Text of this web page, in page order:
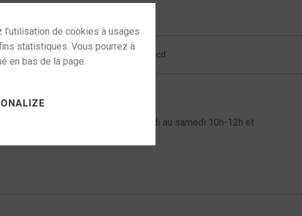
lecteur cd atoll meilleurs lecteur cd
appel au 06 72 61 60 98 du mardi au samedi 10h-12h et